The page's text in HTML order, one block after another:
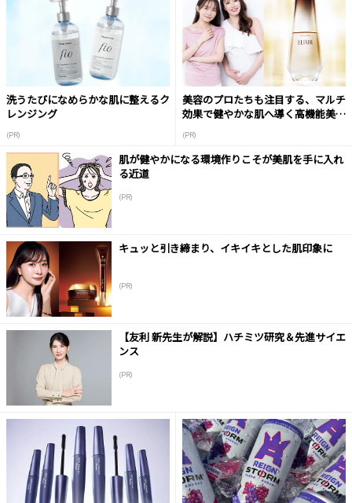
洗うたびになめらかな肌に整えるク
レンジング
(PR)
美容のプロたちも注目する、マルチ
効果で健やかな肌へ導く高機能美容
(PR)
肌が健やかになる環境作りこそが美肌を手に入れ
る近道
(PR)
キュッと引き締まり、イキイキとした肌印象に
(PR)
【友利 新先生が解説】ハチミツ研究＆先進サイエ
ンス
(PR)